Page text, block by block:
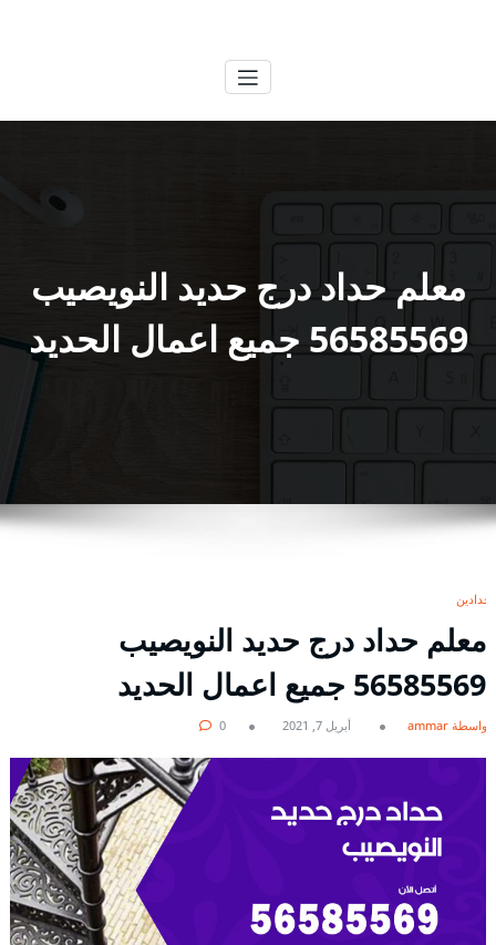
معلم حداد درج حديد النويصيب
56585569 جميع اعمال الحديد
حدادين
معلم حداد درج حديد النويصيب
56585569 جميع اعمال الحديد
بواسطة ammar أبريل 7, 2021 0